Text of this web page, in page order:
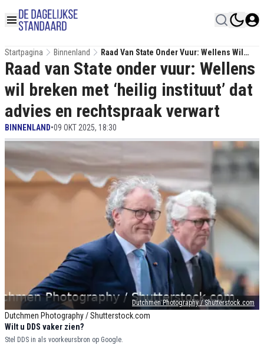
Startpagina Binnenland
Raad Van State Onder Vuur: Wellens Wil
Breken Met ‘heilig Instituut’ Dat Advies En
Rechtspraak Verwart
Dutchmen Photography / Shutterstock.com
Dutchmen Photography / Shutterstock.com
Raad van State onder vuur: Wellens
wil breken met ‘heilig instituut’ dat
advies en rechtspraak verwart
BINNENLAND•09 OKT 2025, 18:30
Wilt u DDS vaker zien?
Stel DDS in als voorkeursbron op Google.